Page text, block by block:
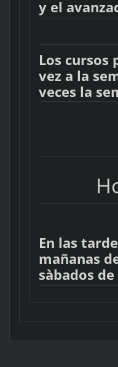
y el
Los cursos
vez a la
veces la
En las
mañanas
sàbados de